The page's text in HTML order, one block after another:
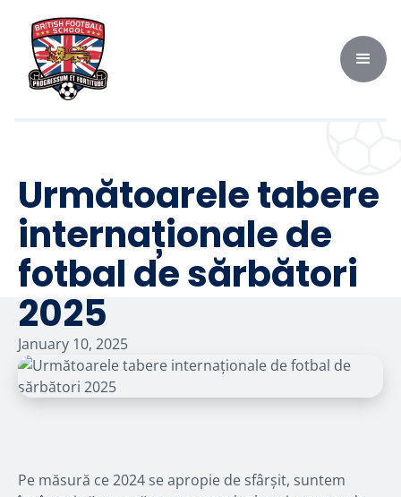
Următoarele tabere
internaționale de
fotbal de sărbători
2025
January 10, 2025
Pe măsură ce 2024 se apropie de sfârșit, suntem